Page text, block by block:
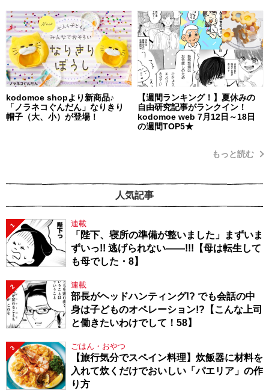
kodomoe shopより新商品♪
「ノラネコぐんだん」なりきり
帽子（大、小）が登場！
【週間ランキング！】夏休みの
自由研究記事がランクイン！
kodomoe web 7月12日～18日
の週間TOP5★
もっと読む
人気記事
1 連載
「陛下、寝所の準備が整いました」まずいま
ずいっ!! 逃げられない――!!!【母は転生して
も母でした・8】
2 連載
部長がヘッドハンティング!? でも会話の中
身は子どものオペレーション!?【こんな上司
と働きたいわけでして！58】
3 ごはん・おやつ
【旅行気分でスペイン料理】炊飯器に材料を
入れて炊くだけでおいしい「パエリア」の作
り方